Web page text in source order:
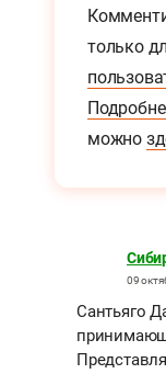
только
можно
09
Сантьяго